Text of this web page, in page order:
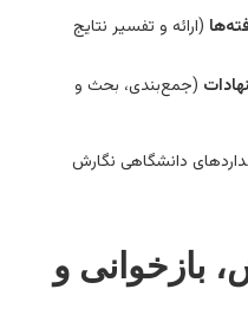
(ارائه و تفسیر نتایج
(جمع‌بندی، بحث و
دانشگاهی نگارش
و